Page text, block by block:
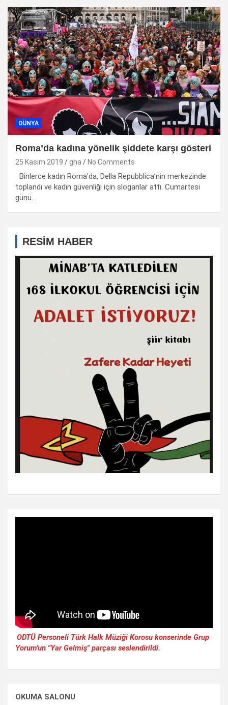
DÜNYA
Roma’da kadına yönelik şiddete karşı gösteri
25 Kasım 2019 gha No Comments
Binlerce kadın Roma’da, Della Repubblica’nin merkezinde
toplandı ve kadın güvenliği için sloganlar attı. Cumartesi
günü…
RESİM HABER
ODTÜ Personeli Türk Halk Müziği Korosu konserinde Grup
Yorum'un "Yar Gelmiş" parçası seslendirildi.
OKUMA SALONU